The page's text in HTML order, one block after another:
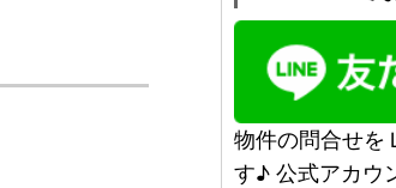
物件の問合せを
す♪ 公式アカウ